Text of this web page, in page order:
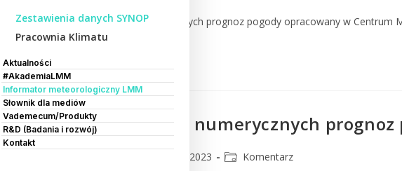
Zestawienia danych SYNOP
Pracownia Klimatu
Aktualności
#AkademiaLMM
Informator meteorologiczny LMM
Słownik dla mediów
Vademecum/Produkty
R&D (Badania i rozwój)
Kontakt
Komentarz do numerycznych prognoz pogody opracowany w Centrum
Komentarz do numerycznych prognoz
22 lutego 2023 Komentarz